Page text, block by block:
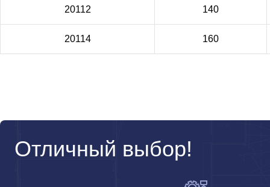
20112 140
20114 160
Отличный выбор!